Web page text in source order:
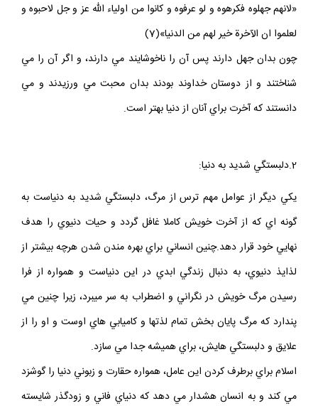
«لانهم جهلوه فكرهوه و لو عرفوه و كانوا من اولياء الله عز و جل لاحبوه و
لعلموا ان الآخرة خير لهم من الدنيا»(7)
چون بدان جهل دارند پس آن را ناخوشايند مي دارند، و اگر آن را مي
شناختند و از دوستان خداوند بودند بدان محبت مي ورزيدند و مي
دانستند كه آخرت براي آنان از دنيا بهتر است.
2.دلبستگي شديد به دنيا:
يكي ديگر از عوامل مهم ترس از مرگ، دلبستگي شديد به دنياست به
گونه اي كه از آخرت خويش كاملا غافل گردد و حيات دنيوي را هدف
نهايي خود قرار دهد.چنين انساني براي بهره مندن شدن هرچه بيشتر از
لذايذ دنيوي، به دنبال زندگي ابدي در اين دنياست و همواره از فرا
رسيدن مرگ خويش در نگراني و اضطراب به سر مي­برد، زيرا چنين مي
پندارد كه مرگ پايان بخش تمام لذتها و كاميابي هاي اوست و او را از
علايق و دلبستگي هايش، براي هميشه جدا مي سازد.
اسلام براي برطرف كردن اين عامل، همواره حقارت و زبوني دنيا را گوشزد
مي كند و به انسان هشدار مي دهد كه دنياي فاني و زودگذر شايسته